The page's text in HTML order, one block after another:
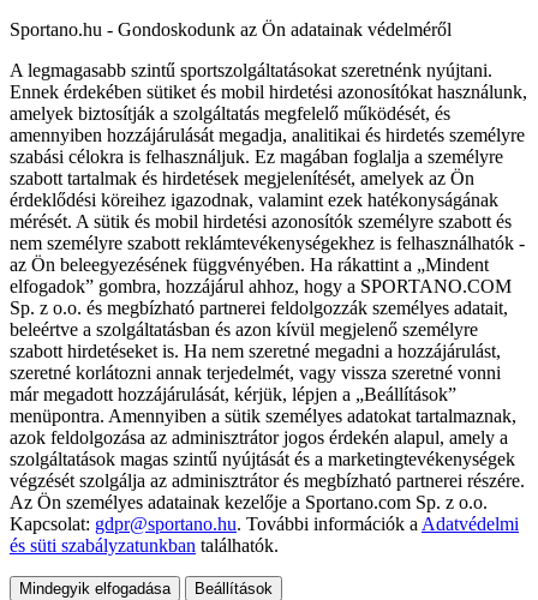
Sportano.hu - Gondoskodunk az Ön adatainak védelméről
A legmagasabb szintű sportszolgáltatásokat szeretnénk nyújtani.
Ennek érdekében sütiket és mobil hirdetési azonosítókat használunk,
amelyek biztosítják a szolgáltatás megfelelő működését, és
amennyiben hozzájárulását megadja, analitikai és hirdetés személyre
szabási célokra is felhasználjuk. Ez magában foglalja a személyre
szabott tartalmak és hirdetések megjelenítését, amelyek az Ön
érdeklődési köreihez igazodnak, valamint ezek hatékonyságának
mérését. A sütik és mobil hirdetési azonosítók személyre szabott és
nem személyre szabott reklámtevékenységekhez is felhasználhatók -
az Ön beleegyezésének függvényében. Ha rákattint a „Mindent
elfogadok” gombra, hozzájárul ahhoz, hogy a SPORTANO.COM
Sp. z o.o. és megbízható partnerei feldolgozzák személyes adatait,
beleértve a szolgáltatásban és azon kívül megjelenő személyre
szabott hirdetéseket is. Ha nem szeretné megadni a hozzájárulást,
szeretné korlátozni annak terjedelmét, vagy vissza szeretné vonni
már megadott hozzájárulását, kérjük, lépjen a „Beállítások”
menüpontra. Amennyiben a sütik személyes adatokat tartalmaznak,
azok feldolgozása az adminisztrátor jogos érdekén alapul, amely a
szolgáltatások magas szintű nyújtását és a marketingtevékenységek
végzését szolgálja az adminisztrátor és megbízható partnerei részére.
Az Ön személyes adatainak kezelője a Sportano.com Sp. z o.o.
Kapcsolat: gdpr@sportano.hu. További információk a Adatvédelmi
és süti szabályzatunkban találhatók.
Mindegyik elfogadása Beállítások